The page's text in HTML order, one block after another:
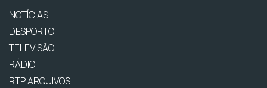
NOTÍCIAS
DESPORTO
TELEVISÃO
RÁDIO
RTP ARQUIVOS